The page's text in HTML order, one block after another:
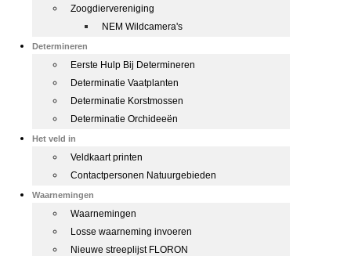
Zoogdiervereniging
NEM Wildcamera's
Determineren
Eerste Hulp Bij Determineren
Determinatie Vaatplanten
Determinatie Korstmossen
Determinatie Orchideeën
Het veld in
Veldkaart printen
Contactpersonen Natuurgebieden
Waarnemingen
Waarnemingen
Losse waarneming invoeren
Nieuwe streeplijst FLORON